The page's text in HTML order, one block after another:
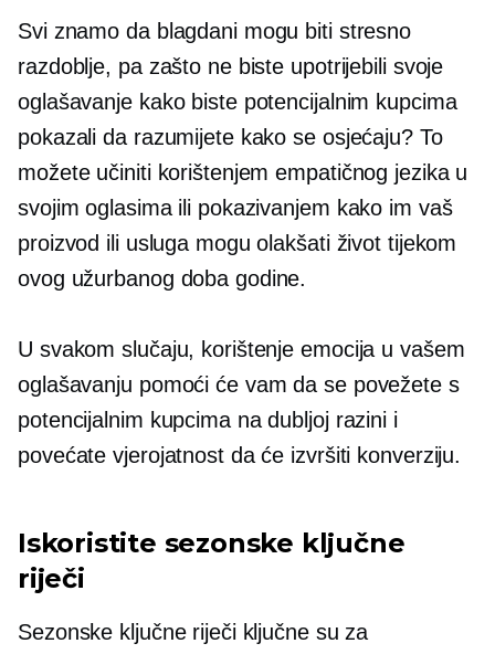
Svi znamo da blagdani mogu biti stresno
razdoblje, pa zašto ne biste upotrijebili svoje
oglašavanje kako biste potencijalnim kupcima
pokazali da razumijete kako se osjećaju? To
možete učiniti korištenjem empatičnog jezika u
svojim oglasima ili pokazivanjem kako im vaš
proizvod ili usluga mogu olakšati život tijekom
ovog užurbanog doba godine.
U svakom slučaju, korištenje emocija u vašem
oglašavanju pomoći će vam da se povežete s
potencijalnim kupcima na dubljoj razini i
povećate vjerojatnost da će izvršiti konverziju.
Iskoristite sezonske ključne
riječi
Sezonske ključne riječi ključne su za